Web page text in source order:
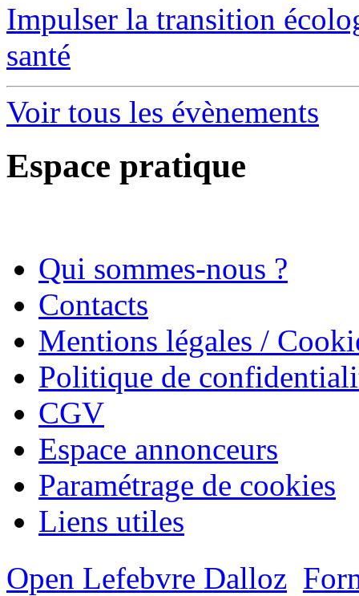
Impulser la transition
santé
Voir tous les évènements
Espace pratique
Qui sommes-nous ?
Contacts
Mentions légales /
Politique de
CGV
Espace annonceurs
Paramétrage de cookies
Liens utiles
Open Lefebvre Dalloz